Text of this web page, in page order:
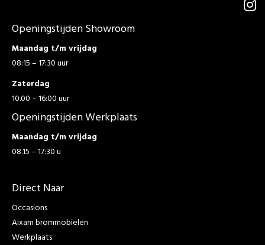
Openingstijden Showroom
Maandag t/m vrijdag
08:15 – 17:30 uur
Zaterdag
10.00 – 16:00 uur
Openingstijden Werkplaats
Maandag t/m vrijdag
08.15 – 17:30 u
Direct Naar
Occasions
Aixam brommobielen
Werkplaats